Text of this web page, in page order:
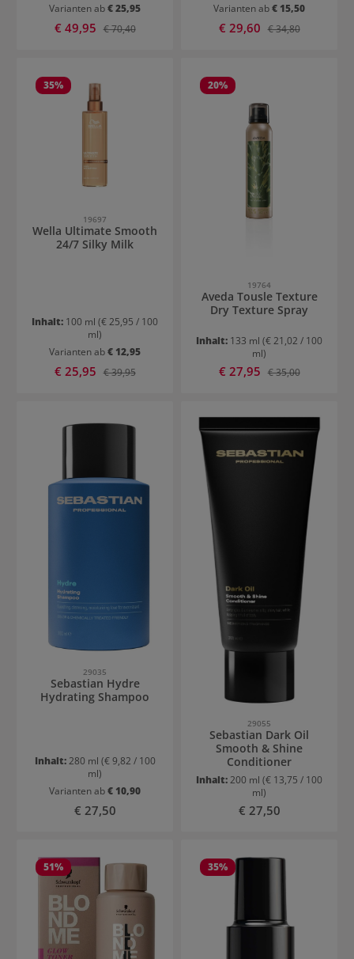
Varianten ab€ 25,95
Verkaufspreis:
€ 49,95 Regulärer Preis:
€ 70,40
Varianten ab€ 15,50
Verkaufspreis:
€ 29,60 Regulärer Preis:
€ 34,80
35%
19697
Wella Ultimate Smooth
24/7 Silky Milk
Inhalt: 100 ml (€ 25,95 / 100
ml)
Varianten ab€ 12,95
Verkaufspreis:
€ 25,95 Regulärer Preis:
€ 39,95
20%
19764
Aveda Tousle Texture
Dry Texture Spray
Inhalt: 133 ml (€ 21,02 / 100
ml)
Verkaufspreis:
€ 27,95 Regulärer Preis:
€ 35,00
29035
Sebastian Hydre
Hydrating Shampoo
Inhalt:280 ml (€ 9,82 / 100
ml)
Varianten ab€ 10,90
Regulärer Preis:
€ 27,50
29055
Sebastian Dark Oil
Smooth & Shine
Conditioner
Inhalt:200 ml (€ 13,75 / 100
ml)
Regulärer Preis:
€ 27,50
51% 35%